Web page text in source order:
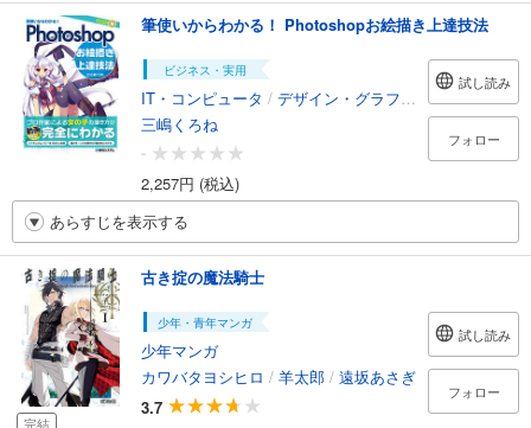
筆使いからわかる！ Photoshopお絵描き上達技法
ビジネス・実用
IT・コンピュータ / デザイン・グラフィックス
三嶋くろね
-
2,257円 (税込)
試し読み
フォロー
あらすじを表示する
完結
古き掟の魔法騎士
少年・青年マンガ
少年マンガ
カワバタヨシヒロ / 羊太郎 / 遠坂あさぎ
3.7
試し読み
フォロー